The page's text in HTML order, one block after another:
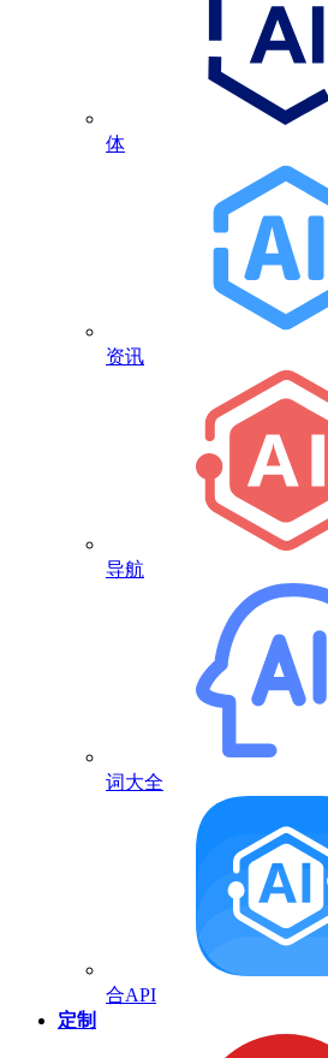
体
资讯
导航
词大全
合API
定制